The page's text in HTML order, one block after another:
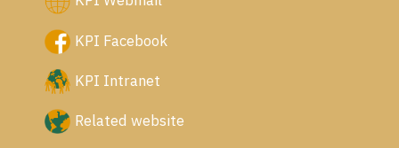
KPI Facebook
KPI Intranet
Related website